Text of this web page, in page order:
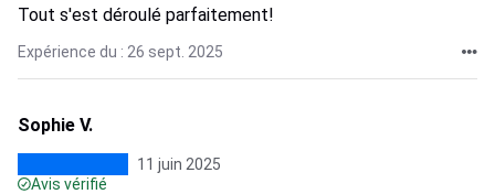
Tout s'est déroulé parfaitement!
Expérience du : 26 sept. 2025
Sophie V.
11 juin 2025
Avis vérifié